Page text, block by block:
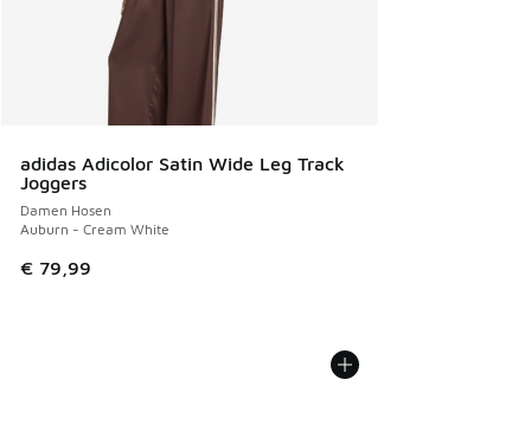
adidas Adicolor Satin Wide Leg Track
Joggers
Damen Hosen
Auburn - Cream White
€ 79,99